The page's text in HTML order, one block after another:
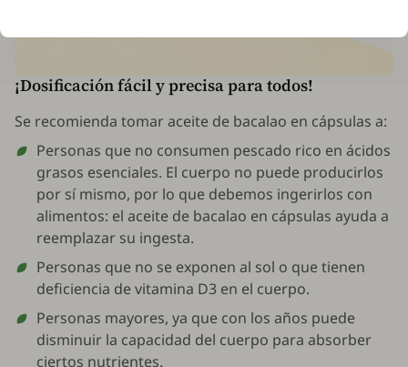
¡Dosificación fácil y precisa para todos!
Se recomienda tomar aceite de bacalao en cápsulas a:
Personas que no consumen pescado rico en ácidos
grasos esenciales. El cuerpo no puede producirlos
por sí mismo, por lo que debemos ingerirlos con
alimentos: el aceite de bacalao en cápsulas ayuda a
reemplazar su ingesta.
Personas que no se exponen al sol o que tienen
deficiencia de vitamina D3 en el cuerpo.
Personas mayores, ya que con los años puede
disminuir la capacidad del cuerpo para absorber
ciertos nutrientes.